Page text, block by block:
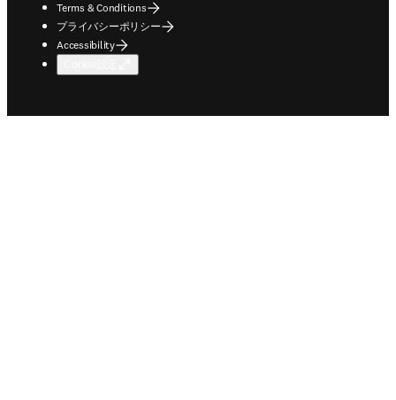
Terms & Conditions
プライバシーポリシー
Accessibility